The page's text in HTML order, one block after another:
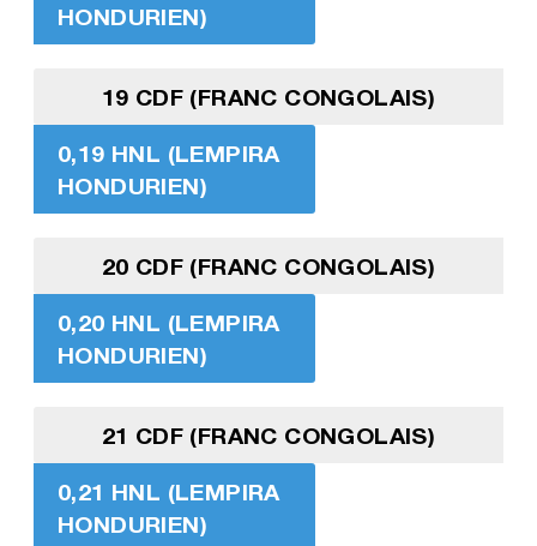
HONDURIEN)
19 CDF (FRANC CONGOLAIS)
0,19 HNL (LEMPIRA
HONDURIEN)
20 CDF (FRANC CONGOLAIS)
0,20 HNL (LEMPIRA
HONDURIEN)
21 CDF (FRANC CONGOLAIS)
0,21 HNL (LEMPIRA
HONDURIEN)